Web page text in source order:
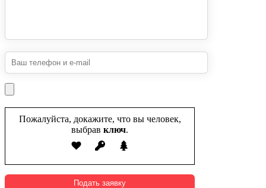
Пожалуйста, докажите, что вы человек,
выбрав ключ.